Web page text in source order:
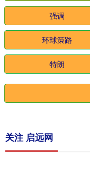
强调
环球策路
特朗
关注 启远网